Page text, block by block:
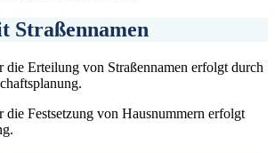
Straßennamen
Erteilung von Straßennamen erfolgt durch
Festsetzung von Hausnummern erfolgt